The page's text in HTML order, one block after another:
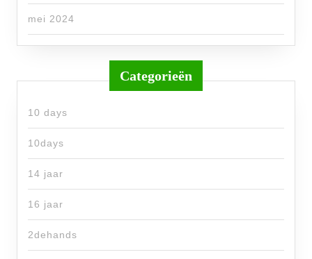
mei 2024
Categorieën
10 days
10days
14 jaar
16 jaar
2dehands